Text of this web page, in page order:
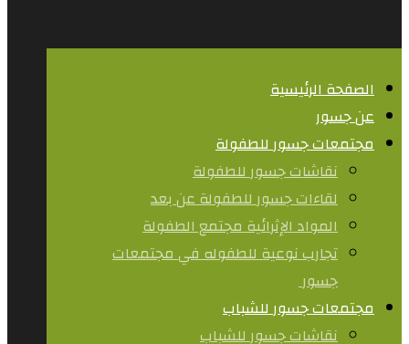
الصفحة الرئيسية
عن جسور
مجتمعات جسور للطفولة
نقاشات جسور للطفولة
لقاءات جسور للطفولة عن بعد
المواد الإثرائية مجتمع الطفولة
تجارب نوعية للطفوله في مجتمعات
جسور ​
مجتمعات جسور للشباب
نقاشات جسور للشباب